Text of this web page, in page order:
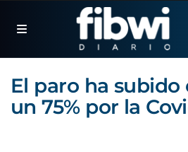
El paro ha subido
un 75% por la